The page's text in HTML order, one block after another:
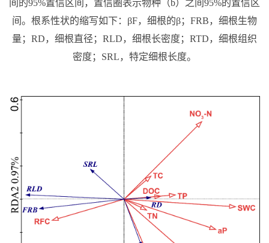
间的95%置信区间，置信圈表示物种（b）之间95%的置信区
间。根系性状的缩写如下： βF，细根的β； FRB，细根生物
量； RD，细根直径； RLD，细根长密度； RTD，细根组织
密度； SRL，特定细根长度。